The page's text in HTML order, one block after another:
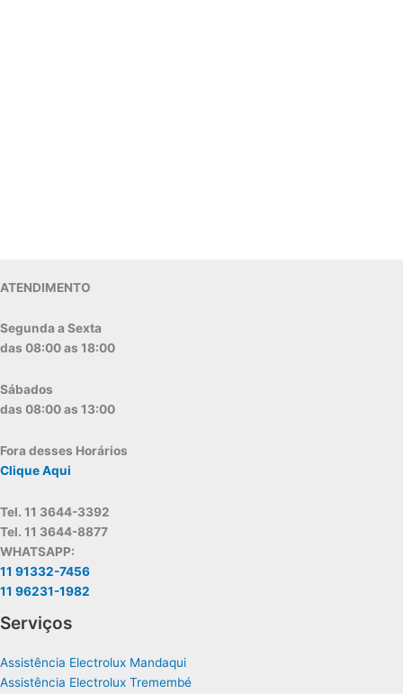
ATENDIMENTO
Segunda a Sexta
das 08:00 as 18:00
Sábados
das 08:00 as 13:00
Fora desses Horários
Clique Aqui
Tel. 11 3644-3392
Tel. 11 3644-8877
WHATSAPP:
11 91332-7456
11 96231-1982
Serviços
Assistência Electrolux Mandaqui
Assistência Electrolux Tremembé